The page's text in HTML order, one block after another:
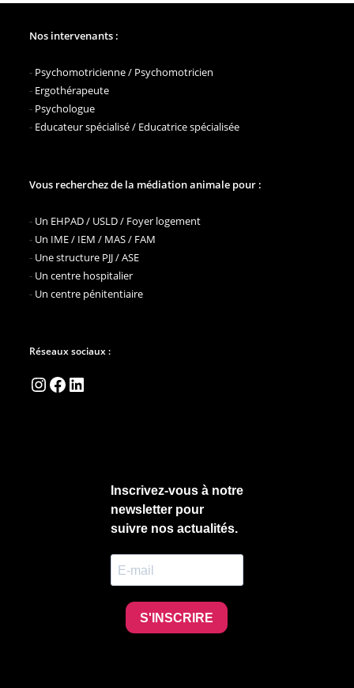
Nos intervenants :
- Psychomotricienne / Psychomotricien
- Ergothérapeute
- Psychologue
- Educateur spécialisé / Educatrice spécialisée
Vous recherchez de la médiation animale pour :
- Un EHPAD / USLD / Foyer logement
- Un IME / IEM / MAS / FAM
- Une structure PJJ / ASE
- Un centre hospitalier
- Un centre pénitentiaire
Réseaux sociaux :
Instagram
Facebook
LinkedIn